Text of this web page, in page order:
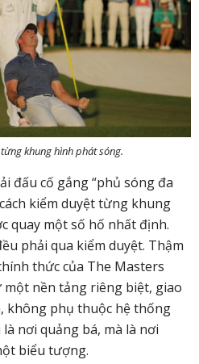
khung hình phát sóng.
đấu cố gắng “phủ sóng đa
kiểm duyệt từng khung
quay một số hố nhất định.
phải qua kiểm duyệt. Thậm
thức của The Masters
nền tảng riêng biệt, giao
không phụ thuộc hệ thống
nơi quảng bá, mà là nơi
biểu tượng.